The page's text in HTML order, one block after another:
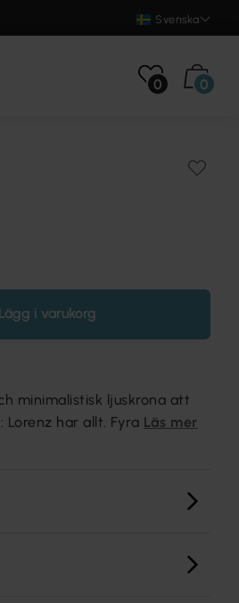
Svenska
0 0
Lägg i varukorg
minimalistisk ljuskrona att
har allt. Fyra Läs mer